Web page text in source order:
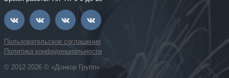
Пользовательское соглашение
Политика конфиденциальности
© 2012-2026 © «Донкор Групп»